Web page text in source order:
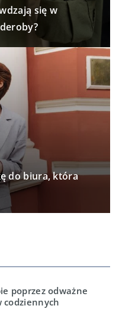
się w
do biura, która
poprzez odważne
codziennych